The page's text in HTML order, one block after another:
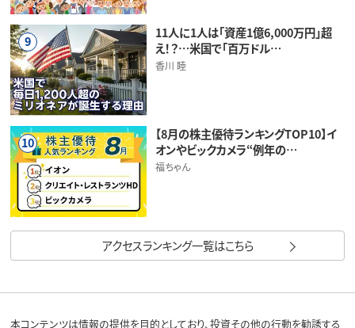
9
11人に1人は「資産1億6,000万円」超
え！？…米国で「百万ドル…
香川 睦
10
【8月の株主優待ランキングTOP10】イ
オンやビックカメラ“例年の…
福ちゃん
アクセスランキング一覧はこちら
本コンテンツは情報の提供を目的としており、投資その他の行動を勧誘する